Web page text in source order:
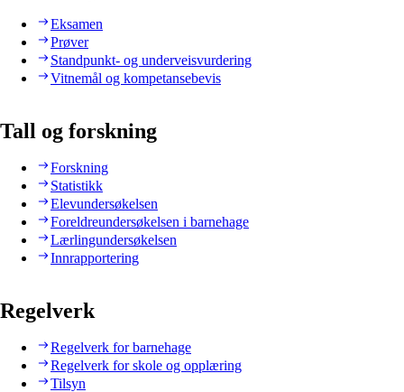
Eksamen
Prøver
Standpunkt- og underveisvurdering
Vitnemål og kompetansebevis
Tall og forskning
Forskning
Statistikk
Elevundersøkelsen
Foreldreundersøkelsen i barnehage
Lærlingundersøkelsen
Innrapportering
Regelverk
Regelverk for barnehage
Regelverk for skole og opplæring
Tilsyn